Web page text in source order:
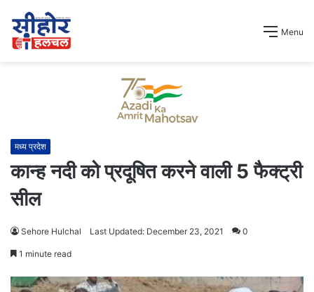
Menu
मध्य प्रदेश
कान्ह नदी को प्रदूषित करने वाली 5 फैक्ट्री
सील
Sehore Hulchal Last Updated: December 23, 2021 0
1 minute read